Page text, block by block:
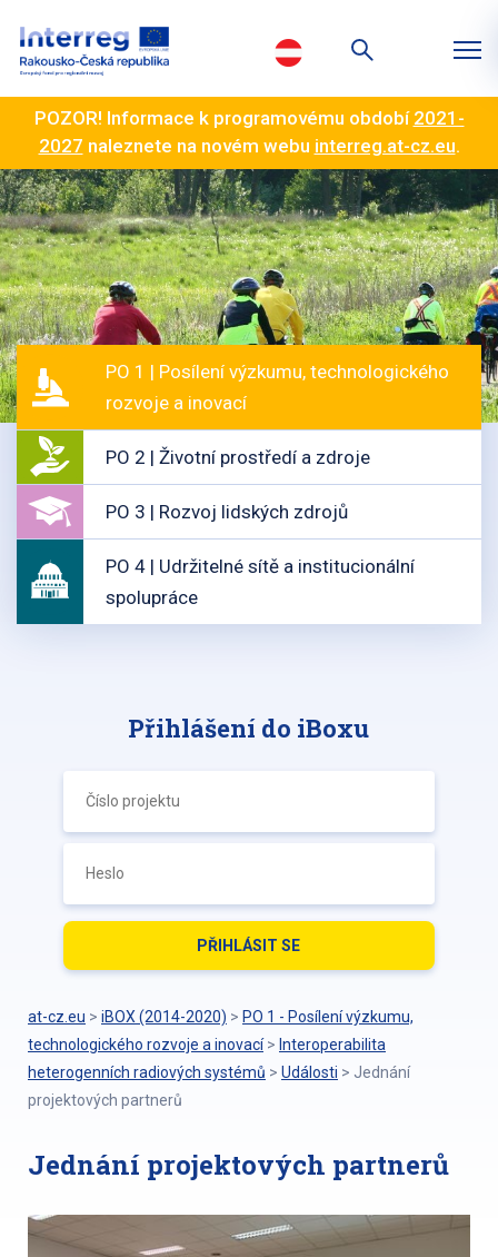
POZOR! Informace k programovému období 2021-
2027 naleznete na novém webu interreg.at-cz.eu.
PO 1 | Posílení výzkumu, technologického
rozvoje a inovací
PO 2 | Životní prostředí a zdroje
PO 3 | Rozvoj lidských zdrojů
PO 4 | Udržitelné sítě a institucionální
spolupráce
Přihlášení do iBoxu
at-cz.eu > iBOX (2014-2020) > PO 1 - Posílení výzkumu,
technologického rozvoje a inovací > Interoperabilita
heterogenních radiových systémů > Události > Jednání
projektových partnerů
Jednání projektových partnerů